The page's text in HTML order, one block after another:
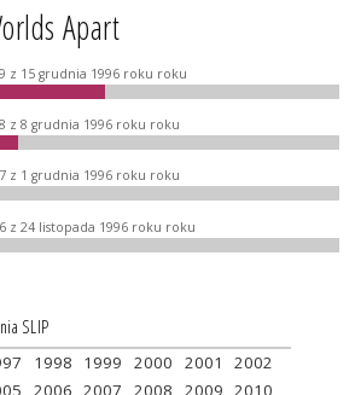
Apart
z 15 grudnia 1996 roku roku
z 8 grudnia 1996 roku roku
z 1 grudnia 1996 roku roku
z 24 listopada 1996 roku roku
SLIP
1998 1999 2000 2001
2002